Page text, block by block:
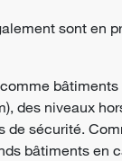
sont en
des niveaux
de sécurité.
bâtiments en